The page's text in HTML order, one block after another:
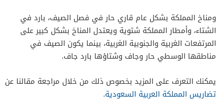
ومناخ المملكة بشكل عام قاري حار في فصل الصيف، بارد في
الشتاء، وأمطار المملكة شتوية ويعتدل المناخ بشكل كبير على
المرتفعات الغربية والجنوبية الغربية، بينما يكون الصيف في
مناطقها الوسطي حار وجاف وشتاؤها بارد جاف.
يمكنك التعرف على المزيد بخصوص ذلك من خلال مراجعة مقالنا عن
تضاريس المملكة العربية السعودية.